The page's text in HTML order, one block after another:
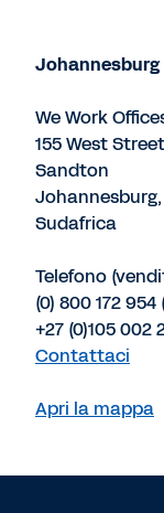
Johannesburg
We Work
155 West Street
Sandton
Sudafrica
Telefono
(0) 800 172
+27 (0)105 002
Contattaci
Apri la mappa